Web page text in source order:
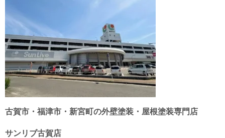
古賀市・福津市・新宮町の外壁塗装・屋根塗装専門店
サンリブ古賀店